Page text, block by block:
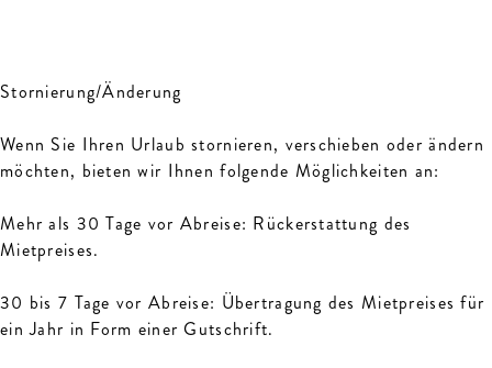
Stornierung/Änderung
Wenn Sie Ihren Urlaub stornieren, verschieben oder ändern
möchten, bieten wir Ihnen folgende Möglichkeiten an:
Mehr als 30 Tage vor Abreise: Rückerstattung des
Mietpreises.
30 bis 7 Tage vor Abreise: Übertragung des Mietpreises für
ein Jahr in Form einer Gutschrift.